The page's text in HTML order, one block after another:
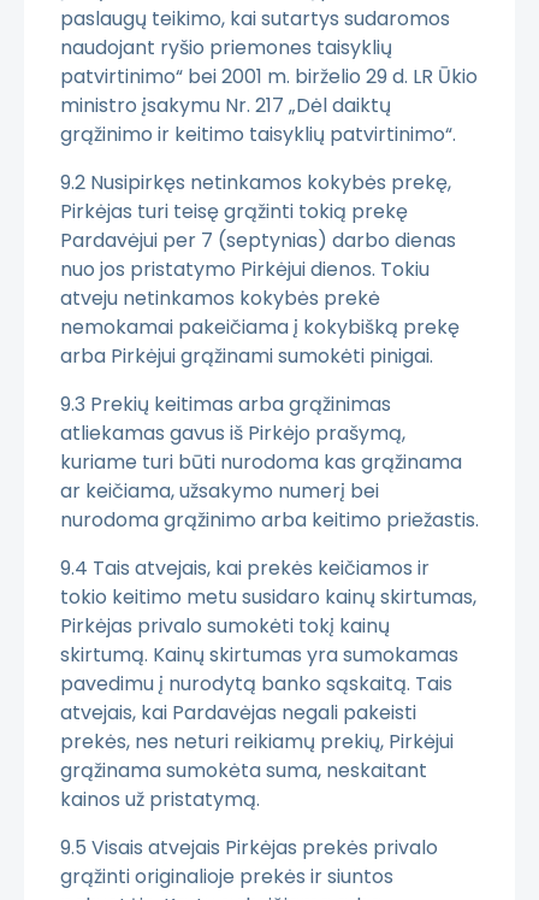
paslaugų teikimo, kai sutartys sudaromos
naudojant ryšio priemones taisyklių
patvirtinimo“ bei 2001 m. birželio 29 d. LR Ūkio
ministro įsakymu Nr. 217 „Dėl daiktų
grąžinimo ir keitimo taisyklių patvirtinimo“.
9.2 Nusipirkęs netinkamos kokybės prekę,
Pirkėjas turi teisę grąžinti tokią prekę
Pardavėjui per 7 (septynias) darbo dienas
nuo jos pristatymo Pirkėjui dienos. Tokiu
atveju netinkamos kokybės prekė
nemokamai pakeičiama į kokybišką prekę
arba Pirkėjui grąžinami sumokėti pinigai.
9.3 Prekių keitimas arba grąžinimas
atliekamas gavus iš Pirkėjo prašymą,
kuriame turi būti nurodoma kas grąžinama
ar keičiama, užsakymo numerį bei
nurodoma grąžinimo arba keitimo priežastis.
9.4 Tais atvejais, kai prekės keičiamos ir
tokio keitimo metu susidaro kainų skirtumas,
Pirkėjas privalo sumokėti tokį kainų
skirtumą. Kainų skirtumas yra sumokamas
pavedimu į nurodytą banko sąskaitą. Tais
atvejais, kai Pardavėjas negali pakeisti
prekės, nes neturi reikiamų prekių, Pirkėjui
grąžinama sumokėta suma, neskaitant
kainos už pristatymą.
9.5 Visais atvejais Pirkėjas prekės privalo
grąžinti originalioje prekės ir siuntos